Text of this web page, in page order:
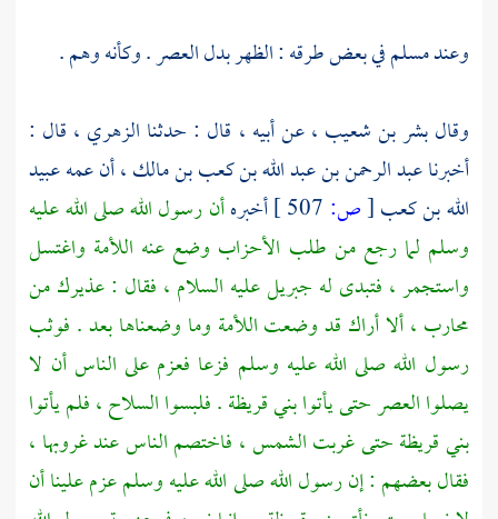
وعندمسلمفي بعض طرقه : الظهر بدل العصر . وكأنه وهم .
وقالبشر بن شعيب ،عن أبيه ، قال : حدثنا الزهري ، قال :
أخبرناعبد الرحمن بن عبد الله بن كعب بن مالك ،أن عمهعبيد
الله بن كعب[ص: أخبرهأن رسول الله صلى الله عليه
وسلم لما رجع من طلب الأحزاب وضع عنه اللأمة واغتسل
واستجمر ، فتبدى له جبريلعليه السلام ، فقال : عذيرك من
محارب ، ألا أراك قد وضعت اللأمة وما وضعناها بعد . فوثب
رسول الله صلى الله عليه وسلم فزعا فعزم على الناس أن لا
يصلوا العصر حتى يأتوابني قريظة. فلبسوا السلاح ، فلم يأتوا
بني قريظةحتى غربت الشمس ، فاختصم الناس عند غروبها ،
فقال بعضهم : إن رسول الله صلى الله عليه وسلم عزم علينا أن